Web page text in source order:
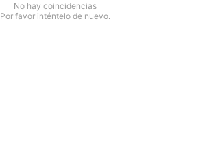
No hay coincidencias
Por favor inténtelo de nuevo.